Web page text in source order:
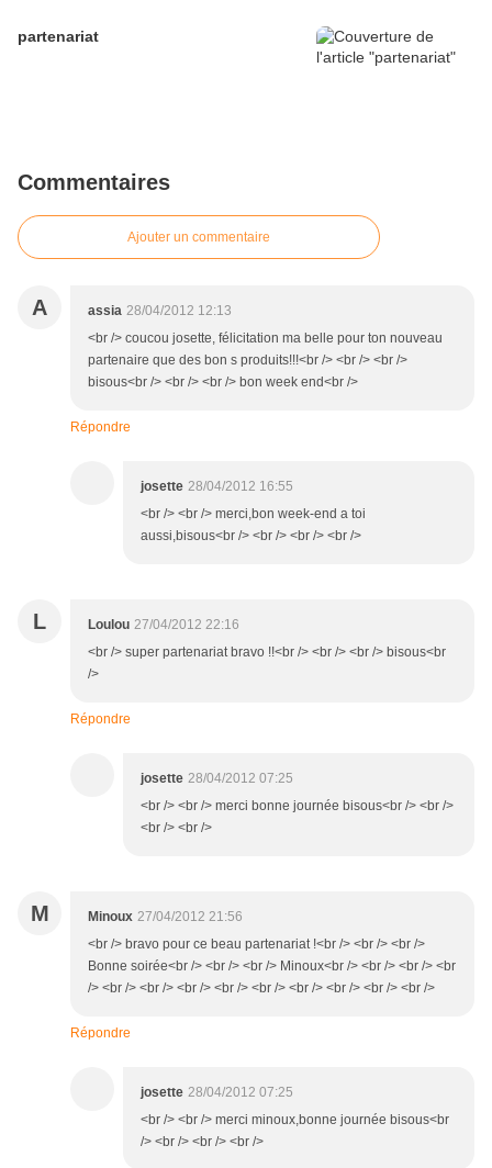
partenariat
Commentaires
Ajouter un commentaire
A assia 28/04/2012 12:13
<br /> coucou josette, félicitation ma belle pour ton nouveau
partenaire que des bon s produits!!!<br /> <br /> <br />
bisous<br /> <br /> <br /> bon week end<br />
Répondre
josette 28/04/2012 16:55
<br /> <br /> merci,bon week-end a toi
aussi,bisous<br /> <br /> <br /> <br />
L Loulou 27/04/2012 22:16
<br /> super partenariat bravo !!<br /> <br /> <br /> bisous<br
/>
Répondre
josette 28/04/2012 07:25
<br /> <br /> merci bonne journée bisous<br /> <br />
<br /> <br />
M Minoux 27/04/2012 21:56
<br /> bravo pour ce beau partenariat !<br /> <br /> <br />
Bonne soirée<br /> <br /> <br /> Minoux<br /> <br /> <br /> <br
/> <br /> <br /> <br /> <br /> <br /> <br /> <br /> <br /> <br />
Répondre
josette 28/04/2012 07:25
<br /> <br /> merci minoux,bonne journée bisous<br
/> <br /> <br /> <br />